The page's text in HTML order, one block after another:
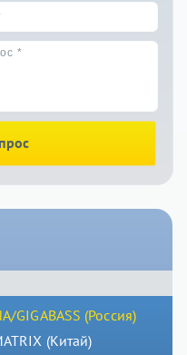
GIGABASS (Россия)
(Китай)